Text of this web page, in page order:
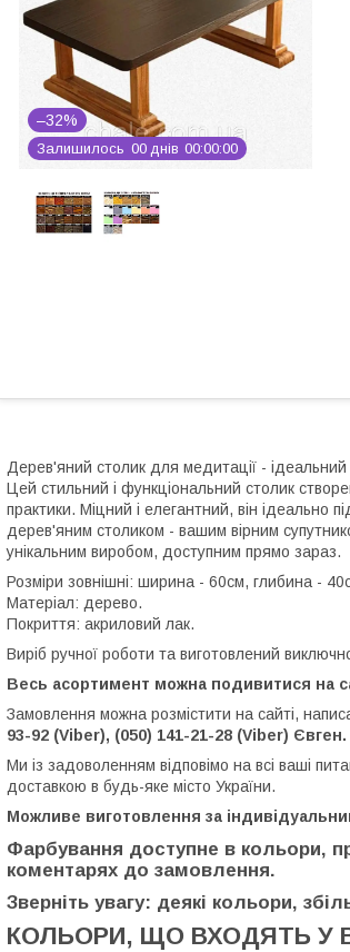
–32%
Залишилось 00 днів 00 00 00
Дерев'яний столик для медитації - ідеальний
Цей стильний і функціональний столик
практики. Міцний і елегантний, він ідеально
дерев'яним столиком - вашим вірним
унікальним виробом, доступним прямо зараз.
Розміри зовнішні: ширина - 60см, глибина -
Матеріал: дерево.
Покриття: акриловий лак.
Виріб ручної роботи та виготовлений
Весь асортимент можна подивитися на
Замовлення можна розмістити на сайті,
93-92 (Viber), (050) 141-21-28 (Viber) Євген.
Ми із задоволенням відповімо на всі ваші
доставкою в будь-яке місто України.
Можливе виготовлення за
Фарбування доступне в кольори,
коментарях до замовлення.
Зверніть увагу: деякі кольори,
КОЛЬОРИ, ЩО ВХОДЯТЬ У